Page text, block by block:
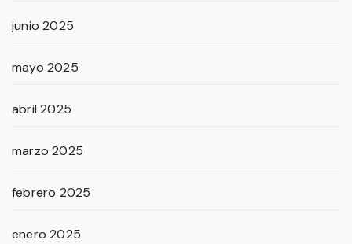
junio 2025
mayo 2025
abril 2025
marzo 2025
febrero 2025
enero 2025